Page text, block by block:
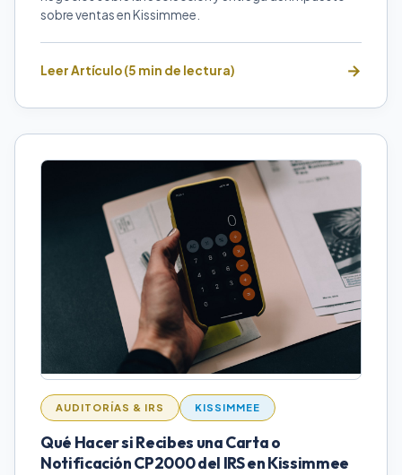
sobre ventas en Kissimmee.
Leer Artículo (5 min de lectura)
AUDITORÍAS & IRS KISSIMMEE
Qué Hacer si Recibes una Carta o
Notificación CP2000 del IRS en Kissimmee